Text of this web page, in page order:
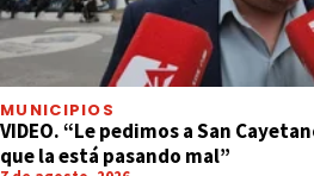
MUNICIPIOS
VIDEO. “Le pedimos a San
que la está pasando mal”